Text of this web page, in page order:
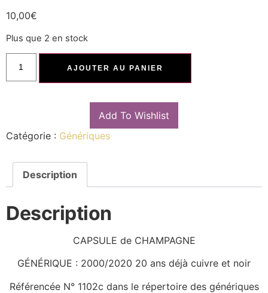
10,00€
Plus que 2 en stock
AJOUTER AU PANIER
Add To Wishlist
Catégorie : Génériques
Description
Description
CAPSULE de CHAMPAGNE
GÉNÉRIQUE : 2000/2020 20 ans déjà cuivre et noir
Référencée N° 1102c dans le répertoire des génériques